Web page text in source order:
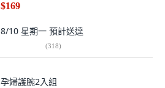
$169
8/10 星期一 預計送達
(318)
孕婦護腕2入組